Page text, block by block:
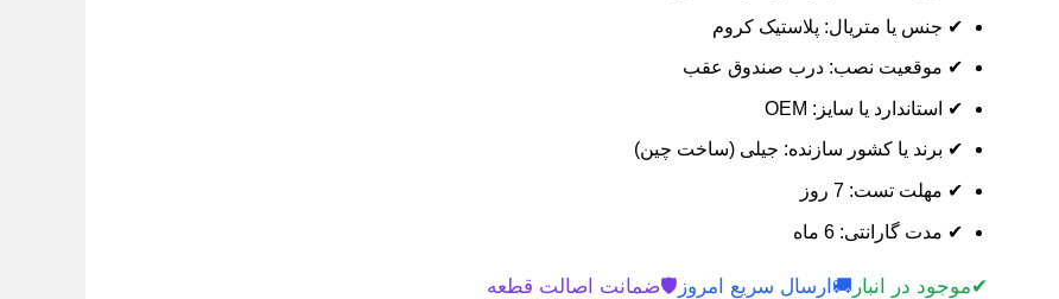
✔ جنس یا متریال: پلاستیک کروم
✔ موقعیت نصب: درب صندوق عقب
✔ استاندارد یا سایز: OEM
✔ برند یا کشور سازنده: جیلی (ساخت چین)
✔ مهلت تست: 7 روز
✔ مدت گارانتی: 6 ماه
✔موجود در انبار 🚚 ارسال سریع امروز 🛡️ضمانت اصالت قطعه